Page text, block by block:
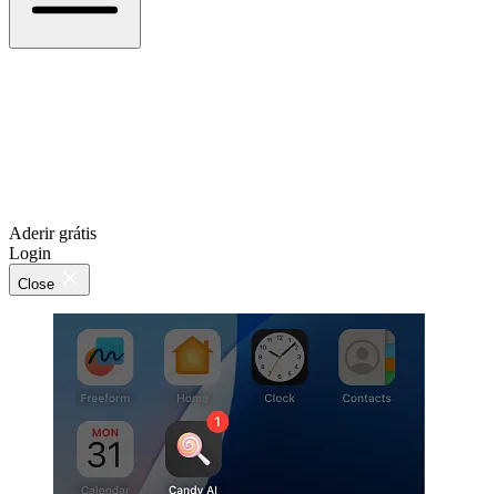
Aderir grátis
Login
Close